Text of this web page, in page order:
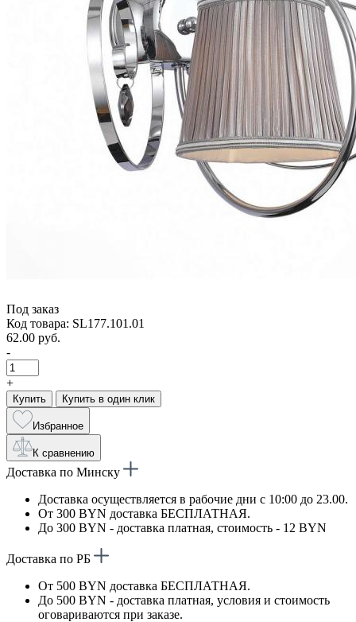
Под заказ
Код товара: SL177.101.01
62.00 руб.
-
+
Купить Купить в один клик
Избранное
К сравнению
Доставка по Минску
Доставка осуществляется в рабочие дни с 10:00 до 23.00.
От 300 BYN доставка БЕСПЛАТНАЯ.
До 300 BYN - доставка платная, стоимость - 12 BYN
Доставка по РБ
От 500 BYN доставка БЕСПЛАТНАЯ.
До 500 BYN - доставка платная, условия и стоимость
оговариваются при заказе.